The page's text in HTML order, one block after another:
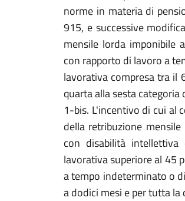
norme in materia di
915, e successive
mensile lorda imponibile
con rapporto di lavoro a
lavorativa compresa tra il
quarta alla sesta
1-bis. L'incentivo di cui al
della retribuzione
con disabilità
lavorativa superiore al 45
a tempo indeterminato o
a dodici mesi e per tutta